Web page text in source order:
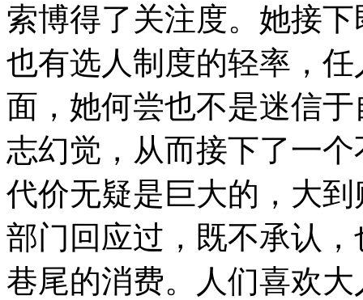
索博得了关注度。她接
也有选人制度的轻率，
面，她何尝也不是迷信
志幻觉，从而接下了一
代价无疑是巨大的，大
部门回应过，既不承认
巷尾的消费。人们喜欢